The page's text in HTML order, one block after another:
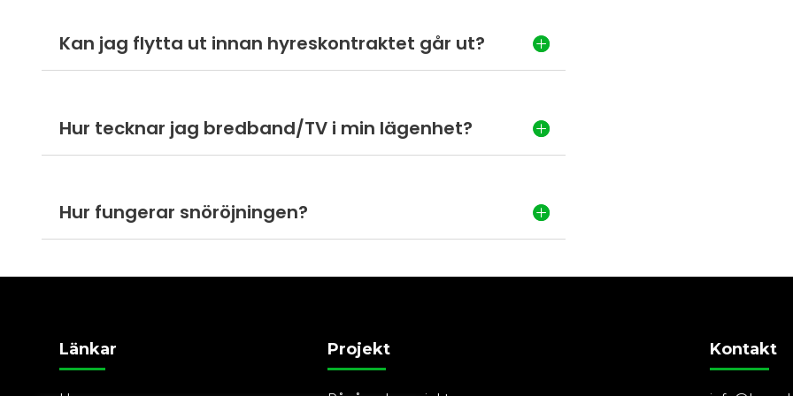
Kan jag flytta ut innan hyreskontraktet går ut?
Hur tecknar jag bredband/TV i min lägenhet?
Hur fungerar snöröjningen?
Länkar Projekt Kontakt